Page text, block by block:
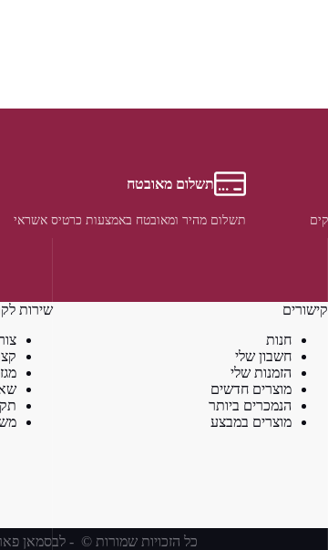
תשלום מאובטח
תשלום מהיר ומאובטח באמצעות כרטיס אשראי
קישורים
חנות
חשבון שלי
הזמנות שלי
מוצרים חדשים
הנמכרים ביותר
מוצרים במבצע
שירות
כל הזכויות שמורות © - לבסמאן פארם